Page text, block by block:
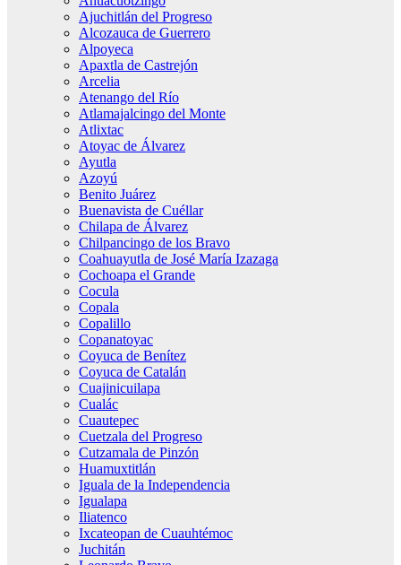
Ajuchitlán del Progreso
Alcozauca de Guerrero
Alpoyeca
Apaxtla de Castrejón
Arcelia
Atenango del Río
Atlamajalcingo del Monte
Atlixtac
Atoyac de Álvarez
Ayutla
Azoyú
Benito Juárez
Buenavista de Cuéllar
Chilapa de Álvarez
Chilpancingo de los Bravo
Coahuayutla de José María Izazaga
Cochoapa el Grande
Cocula
Copala
Copalillo
Copanatoyac
Coyuca de Benítez
Coyuca de Catalán
Cuajinicuilapa
Cualác
Cuautepec
Cuetzala del Progreso
Cutzamala de Pinzón
Huamuxtitlán
Iguala de la Independencia
Igualapa
Iliatenco
Ixcateopan de Cuauhtémoc
Juchitán